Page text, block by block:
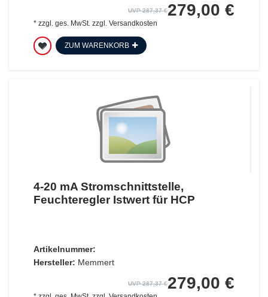
UVP 287,37 €279,00 €
* zzgl. ges. MwSt.zzgl. Versandkosten
ZUM WARENKORB
4-20 mA Stromschnittstelle,
Feuchteregler Istwert für HCP
Artikelnummer:
Hersteller: Memmert
UVP 287,37 €279,00 €